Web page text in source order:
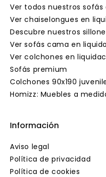
Ver todos nuestros sofás
Ver chaiselongues en
Descubre nuestros
Ver sofás cama en
Ver colchones en
Sofás premium
Colchones 90x190
Homizz: Muebles a
Información
Aviso legal
Política de privacidad
Política de cookies